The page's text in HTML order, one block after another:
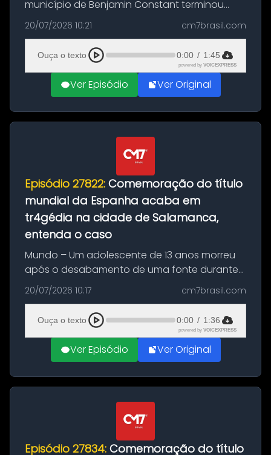
município de Benjamin Constant terminou
com a apreensão de aproximadamente 115
quilos de entorpecentes em uma
embarcação atracada no porto da cidade. O
materia...
20/07/2026 10:21 cm7brasil.com
Ouça o texto 0:00 / 1:45
powered by VOICEXPRESS
Ver Episódio Ver Original
Episódio 27822: Comemoração do título
mundial da Espanha acaba em
tr4gédia na cidade de Salamanca,
entenda o caso
Mundo – Um adolescente de 13 anos morreu
após o desabamento de uma fonte durante
as comemorações pelo título da Copa do
Mundo conquistado pela Espanha, em
Ciudad Rodrigo, na província de Salamanca,
no...
20/07/2026 10:17 cm7brasil.com
Ouça o texto 0:00 / 1:36
powered by VOICEXPRESS
Ver Episódio Ver Original
Episódio 27834: Comemoração do título